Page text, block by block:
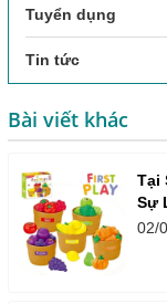
Tuyển dụng
Tin tức
Bài viết khác
Tại
Sự
02/